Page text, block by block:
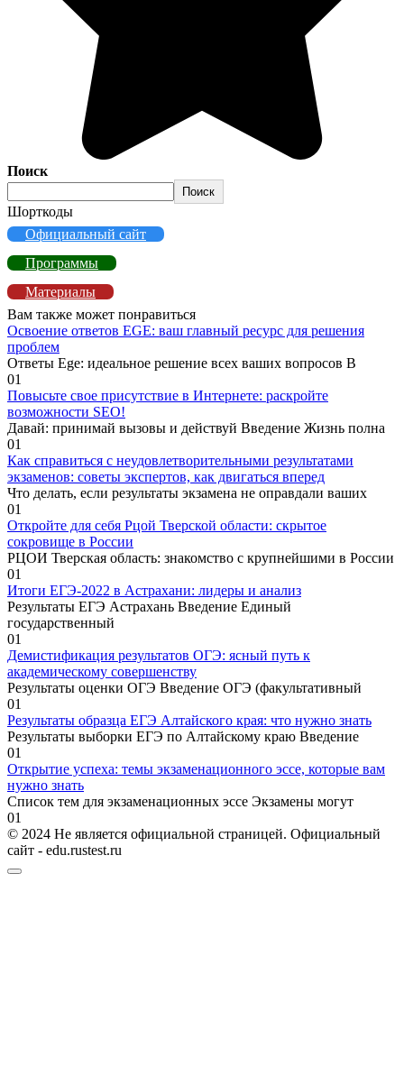
Поиск
Поиск
Шорткоды
Официальный сайт
Программы
Материалы
Вам также может понравиться
Освоение ответов EGE: ваш главный ресурс для решения
проблем
Ответы Ege: идеальное решение всех ваших вопросов В
01
Повысьте свое присутствие в Интернете: раскройте
возможности SEO!
Давай: принимай вызовы и действуй Введение Жизнь полна
01
Как справиться с неудовлетворительными результатами
экзаменов: советы экспертов, как двигаться вперед
Что делать, если результаты экзамена не оправдали ваших
01
Откройте для себя Рцой Тверской области: скрытое
сокровище в России
РЦОИ Тверская область: знакомство с крупнейшими в России
01
Итоги ЕГЭ-2022 в Астрахани: лидеры и анализ
Результаты ЕГЭ Астрахань Введение Единый
государственный
01
Демистификация результатов ОГЭ: ясный путь к
академическому совершенству
Результаты оценки ОГЭ Введение ОГЭ (факультативный
01
Результаты образца ЕГЭ Алтайского края: что нужно знать
Результаты выборки ЕГЭ по Алтайскому краю Введение
01
Открытие успеха: темы экзаменационного эссе, которые вам
нужно знать
Список тем для экзаменационных эссе Экзамены могут
01
© 2024 Не является официальной страницей. Официальный
сайт - edu.rustest.ru